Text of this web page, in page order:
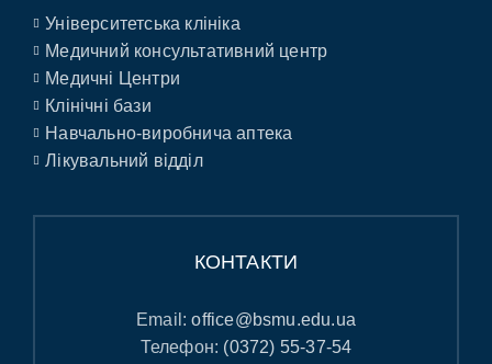
Університетська клініка
Медичний консультативний центр
Медичні Центри
Клінічні бази
Навчально-виробнича аптека
Лікувальний відділ
КОНТАКТИ
Email:office@bsmu.edu.ua
Телефон: (0372) 55-37-54